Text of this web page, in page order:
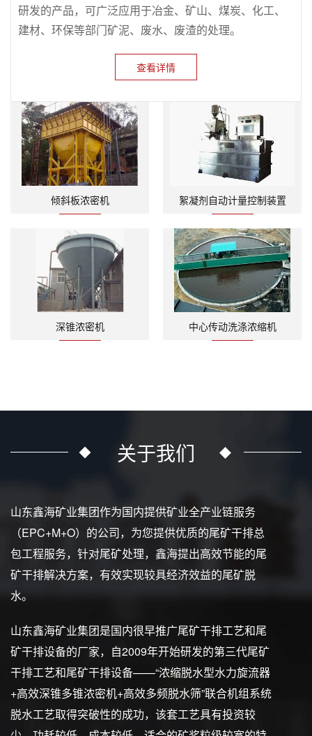
研发的产品，可广泛应用于冶金、矿山、煤炭、化工、
建材、环保等部门矿泥、废水、废渣的处理。
查看详情
倾斜板浓密机
深锥浓密机
絮凝剂自动计量控制装置
中心传动洗涤浓缩机
关于我们
山东鑫海矿业集团作为国内提供矿业全产业链服务
（EPC+M+O）的公司，为您提供优质的尾矿干排总
包工程服务，针对尾矿处理，鑫海提出高效节能的尾
矿干排解决方案，有效实现较具经济效益的尾矿脱
水。
山东鑫海矿业集团是国内很早推广尾矿干排工艺和尾
矿干排设备的厂家，自2009年开始研发的第三代尾矿
干排工艺和尾矿干排设备——“浓缩脱水型水力旋流器
+高效深锥多锥浓密机+高效多频脱水筛”联合机组系统
脱水工艺取得突破性的成功，该套工艺具有投资较